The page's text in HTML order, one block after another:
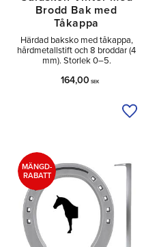
Brodd Bak med
Tåkappa
Härdad baksko med tåkappa,
hårdmetallstift och 8 broddar (4
mm). Storlek 0–5.
164,00 SEK
MÄNGD-
RABATT